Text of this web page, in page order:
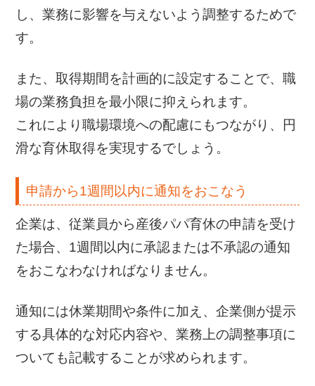
し、業務に影響を与えないよう調整するためで
す。
また、取得期間を計画的に設定することで、職
場の業務負担を最小限に抑えられます。
これにより職場環境への配慮にもつながり、円
滑な育休取得を実現するでしょう。
申請から1週間以内に通知をおこなう
企業は、従業員から産後パパ育休の申請を受け
た場合、1週間以内に承認または不承認の通知
をおこなわなければなりません。
通知には休業期間や条件に加え、企業側が提示
する具体的な対応内容や、業務上の調整事項に
ついても記載することが求められます。